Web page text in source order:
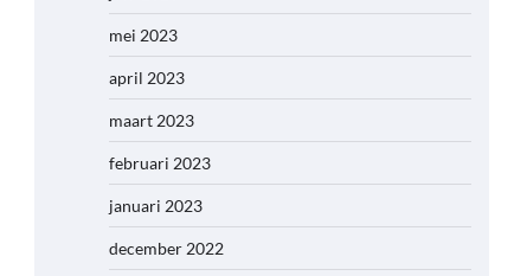
mei 2023
april 2023
maart 2023
februari 2023
januari 2023
december 2022